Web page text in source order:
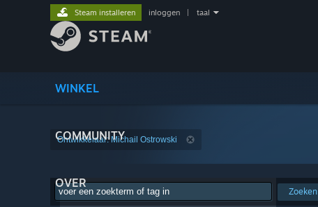
WINKEL
COMMUNITY
OVER
Steam installeren inloggen taal
Ontwikkelaar: Michail Ostrowski
Zoeken